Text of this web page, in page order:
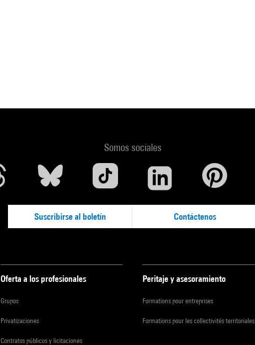
Somos sociales
Suscribirse al boletín Contáctenos
Oferta a los profesionales
Grupos
Privatizaciones
Contratos públicos y licitaciones
Peritaje y asesoramiento
Formations pour entreprises
Formations pour les collectivités territoriales